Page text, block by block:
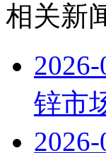
相关新
锌市